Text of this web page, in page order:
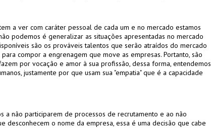
a ver com caráter pessoal de cada um e no mercado estamos
podemos é generalizar as situações apresentadas no mercado
são os prováveis talentos que serão atraídos do mercado
compor a engrenagem que move as empresas. Portanto, são
por vocação e amor à sua profissão, dessa forma, entendemos
justamente por que usam sua "empatia" que é a capacidade
a não participarem de processos de recrutamento e ao não
desconhecem o nome da empresa, essa é uma decisão que cabe